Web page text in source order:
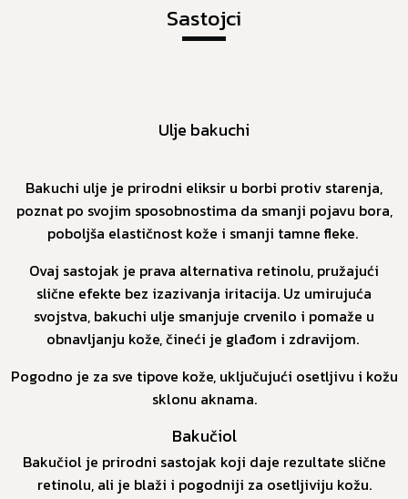
Sastojci
Ulje bakuchi
Bakuchi ulje je prirodni eliksir u borbi protiv starenja,
poznat po svojim sposobnostima da smanji pojavu bora,
poboljša elastičnost kože i smanji tamne fleke.
Ovaj sastojak je prava alternativa retinolu, pružajući
slične efekte bez izazivanja iritacija. Uz umirujuća
svojstva, bakuchi ulje smanjuje crvenilo i pomaže u
obnavljanju kože, čineći je glađom i zdravijom.
Pogodno je za sve tipove kože, uključujući osetljivu i kožu
sklonu aknama.
Bakučiol
Bakučiol je prirodni sastojak koji daje rezultate slične
retinolu, ali je blaži i pogodniji za osetljiviju kožu.